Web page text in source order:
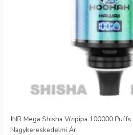
JNR Mega Shisha Vízipipa 100000
Nagykereskedelmi Ár